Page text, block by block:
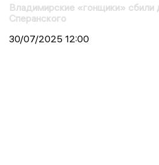
Владимирские «гонщики» сбили
Сперанского
30/07/2025 12:00